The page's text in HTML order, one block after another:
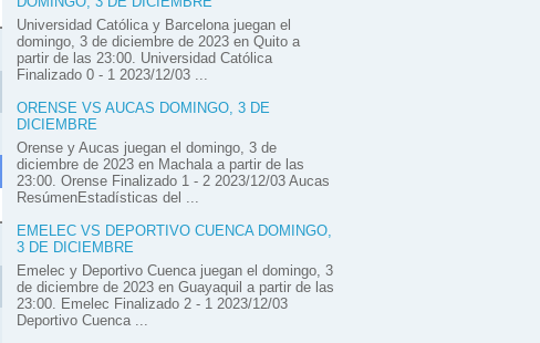
Universidad Católica y Barcelona juegan el
domingo, 3 de diciembre de 2023 en Quito a
partir de las 23:00. Universidad Católica
Finalizado 0 - 1 2023/12/03 ...
ORENSE VS AUCAS DOMINGO, 3 DE
DICIEMBRE
Orense y Aucas juegan el domingo, 3 de
diciembre de 2023 en Machala a partir de las
23:00. Orense Finalizado 1 - 2 2023/12/03 Aucas
ResúmenEstadísticas del ...
EMELEC VS DEPORTIVO CUENCA DOMINGO,
3 DE DICIEMBRE
Emelec y Deportivo Cuenca juegan el domingo, 3
de diciembre de 2023 en Guayaquil a partir de las
23:00. Emelec Finalizado 2 - 1 2023/12/03
Deportivo Cuenca ...